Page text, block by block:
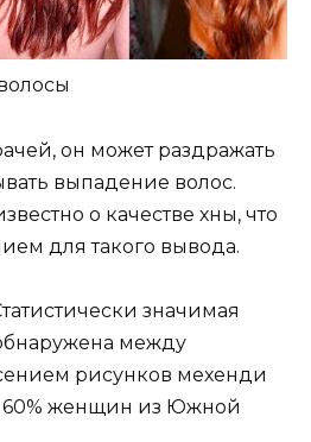
он может раздражать
выпадение волос.
о качестве хны, что
для такого вывода.
значимая
между
рисунков мехенди
60% женщин из Южной